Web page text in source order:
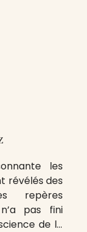
les
révélés des
repères
pas fini
de la